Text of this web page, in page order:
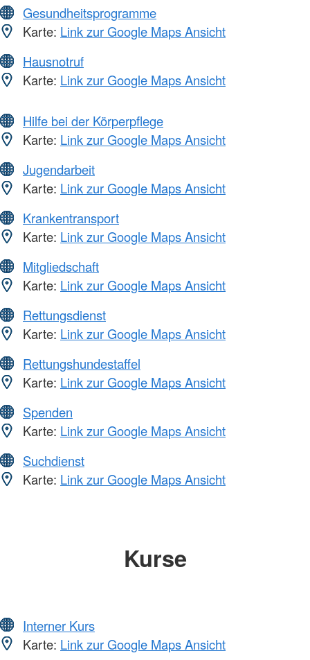
Gesundheitsprogramme
Karte: Link zur Google Maps Ansicht
Hausnotruf
Karte: Link zur Google Maps Ansicht
Hilfe bei der Körperpflege
Karte: Link zur Google Maps Ansicht
Jugendarbeit
Karte: Link zur Google Maps Ansicht
Krankentransport
Karte: Link zur Google Maps Ansicht
Mitgliedschaft
Karte: Link zur Google Maps Ansicht
Rettungsdienst
Karte: Link zur Google Maps Ansicht
Rettungshundestaffel
Karte: Link zur Google Maps Ansicht
Spenden
Karte: Link zur Google Maps Ansicht
Suchdienst
Karte: Link zur Google Maps Ansicht
Kurse
Interner Kurs
Karte: Link zur Google Maps Ansicht